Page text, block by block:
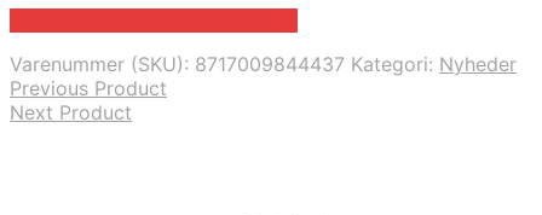
Varenummer (SKU): 8717009844437 Kategori: Nyheder
Previous Product
Next Product